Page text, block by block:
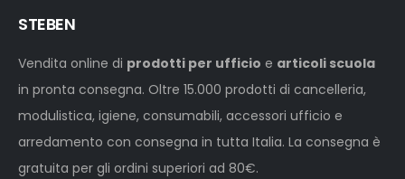
STEBEN
Vendita online di prodotti per ufficio e articoli scuola
in pronta consegna. Oltre 15.000 prodotti di cancelleria,
modulistica, igiene, consumabili, accessori ufficio e
arredamento con consegna in tutta Italia. La consegna è
gratuita per gli ordini superiori ad 80€.